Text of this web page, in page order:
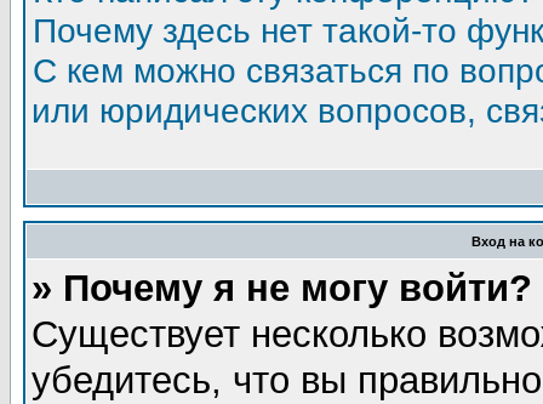
Почему здесь нет такой-то
С кем можно связаться по
или юридических вопросов,
Вход на
» Почему я не могу войти?
Существует несколько
убедитесь, что вы